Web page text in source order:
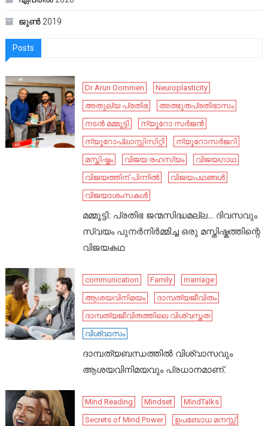
ജൂൺ 2019
Posts
Dr Arun Oommen
Neuroplasticity
അതുല്യ പ്രതിഭ
അത്ഭുതപ്രതിഭാസം
നടൻ മമ്മൂട്ടി
ന്യൂറോ സർജൻ
ന്യൂറോപ്ലാസ്റ്റിസിറ്റി
ന്യൂറോസർജറി
മസ്തിഷ്കം
വിജയ രഹസ്യം
വിജയഗാഥ
വിജയത്തിന് പിന്നിൽ
വിജയപഥങ്ങൾ
വിജയാശംസകൾ
മമ്മൂട്ടി: പ്രതിഭ ജന്മസിദ്ധമല്ല… ദിവസവും
സ്വയം പുനർനിർമ്മിച്ച ഒരു മസ്തിഷ്കത്തിന്റെ
വിജയകഥ
communication Family
marriage
ആശയവിനിമയം
ദാമ്പത്യജീവിതം
ദാമ്പത്യജീവിതത്തിലെ വിശ്വസ്തത
വിശ്വാസം
ദാമ്പത്യബന്ധത്തിൽ വിശ്വാസവും
ആശയവിനിമയവും പ്രധാനമാണ്.
Mind Reading Mindset
MindTalks
Secrets of Mind Power
ഉപബോധ മനസ്സ്